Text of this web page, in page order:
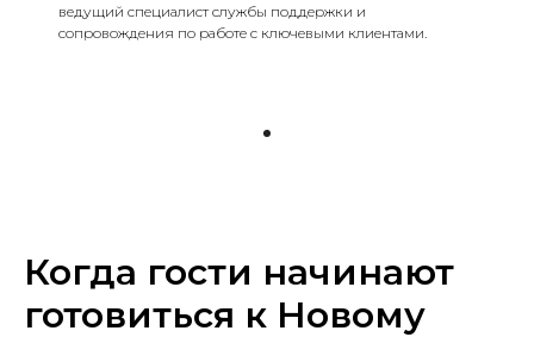
ведущий специалист службы поддержки и
сопровождения по работе с ключевыми клиентами.
Когда гости начинают
готовиться к Новому